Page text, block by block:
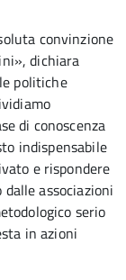
convinzione
dichiara
politiche
di conoscenza
indispensabile
e rispondere
associazioni
serio
in azioni